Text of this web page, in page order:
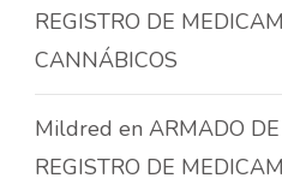
REGISTRO DE
CANNÁBICOS
Mildred en ARMADO
REGISTRO DE